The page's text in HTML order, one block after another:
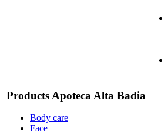
Products Apoteca Alta Badia
Body care
Face